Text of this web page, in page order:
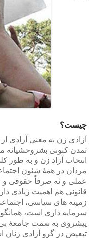
چیست؟
آزادی زن به معنی آزادی
تمدن کنونی
انتخاب آزاد زن و به طور
مردان در همۀ شئون
عملی و نه صرفاً حقوقی و
قانونی هم اهمیت زیادی
زمینه های سیاسی،
سرمایه داری است،
پیشروی به سمت جامعۀ بی
تبعیض در گرو آزادی